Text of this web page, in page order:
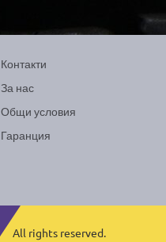
Контакти
За нас
Общи условия
Гаранция
All rights reserved.